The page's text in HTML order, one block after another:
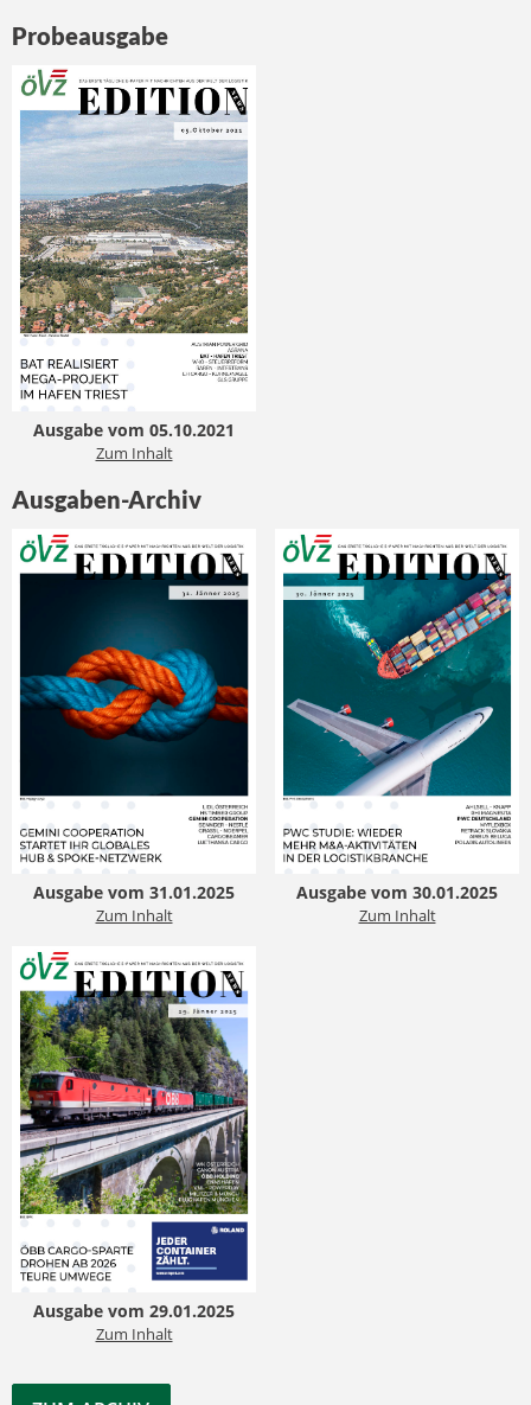
Probeausgabe
Ausgabe vom 05.10.2021
Zum Inhalt
Ausgaben-Archiv
Ausgabe vom 31.01.2025
Zum Inhalt
Ausgabe vom 30.01.2025
Zum Inhalt
Ausgabe vom 29.01.2025
Zum Inhalt